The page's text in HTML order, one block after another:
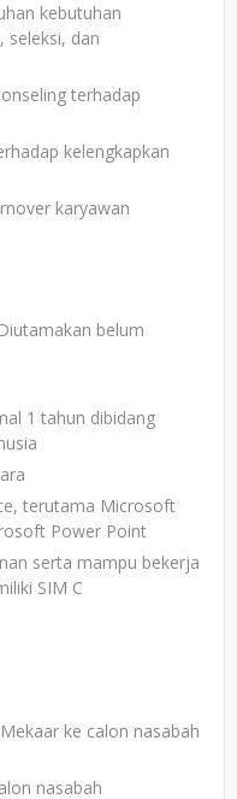
kebutuhan
seleksi, dan
terhadap
kelengkapkan
karyawan
belum
1 tahun dibidang
terutama Microsoft
Power Point
serta mampu bekerja
SIM C
ke calon nasabah
nasabah